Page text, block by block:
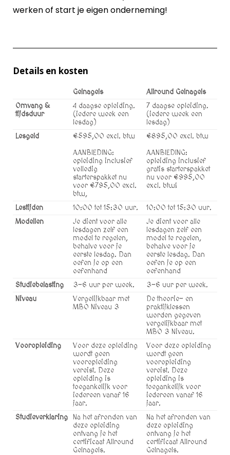
werken of start je eigen onderneming!
Details en kosten
Gelnagels
Allround Gelnagels
Omvang &
tijdsduur
4 daagse opleiding.
(iedere week een
lesdag)
7 daagse opleiding.
(iedere week een
lesdag)
Lesgeld
€595,00 excl. btw
AANBIEDING:
opleiding inclusief
volledig
starterspakket nu
voor €795,00 excl.
btw,
€895,00 excl. btw
AANBIEDING:
opleiding inclusief
gratis starterspakket
nu voor €995,00
excl. btw!
Lestijden 10:00 tot 15:30 uur.
10:00 tot 15:30 uur.
Modellen
Je dient voor alle
lesdagen zelf een
model te regelen,
behalve voor je
eerste lesdag. Dan
oefen je op een
oefenhand
Je dient voor alle
lesdagen zelf een
model te regelen,
behalve voor je
eerste lesdag. Dan
oefen je op een
oefenhand
Studiebelasting
3-6 uur per week.
3-6 uur per week.
Niveau
Vergelijkbaar met
MBO Niveau 3
De theorie- en
praktijklessen
worden gegeven
vergelijkbaar met
MBO 3 Niveau.
Vooropleiding
Voor deze opleiding
wordt geen
vooropleiding
vereist. Deze
opleiding is
toegankelijk voor
iedereen vanaf 16
jaar.
Voor deze opleiding
wordt geen
vooropleiding
vereist. Deze
opleiding is
toegankelijk voor
iedereen vanaf 16
jaar.
Studieverklaring
Na het afronden van
deze opleiding
ontvang je het
certificaat Allround
Gelnagels.
Na het afronden van
deze opleiding
ontvang je het
certificaat Allround
Gelnagels.